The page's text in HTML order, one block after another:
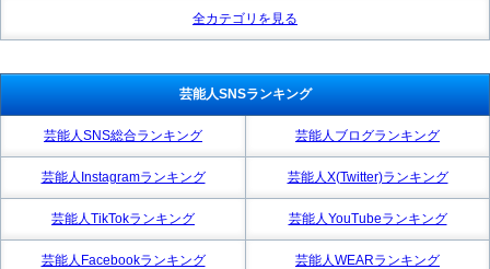
全カテゴリを見る
芸能人SNSランキング
芸能人SNS総合ランキング 芸能人ブログランキング
芸能人Instagramランキング 芸能人X(Twitter)ランキング
芸能人TikTokランキング 芸能人YouTubeランキング
芸能人Facebookランキング 芸能人WEARランキング